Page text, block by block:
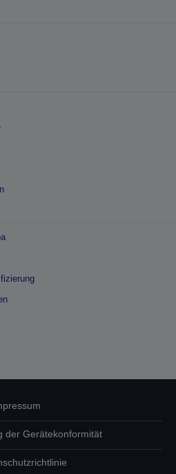
der Gerätekonformität